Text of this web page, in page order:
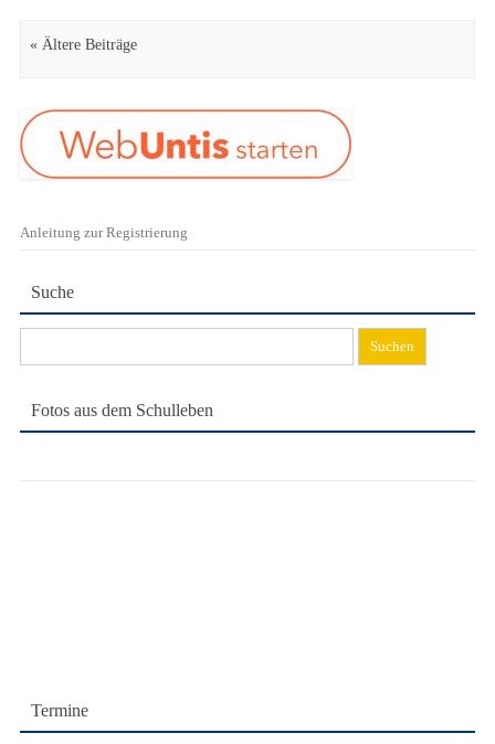
Artikel Navigation
« Ältere Beiträge
Anleitung zur Registrierung
Suche
nach:
Fotos aus dem Schulleben
Termine